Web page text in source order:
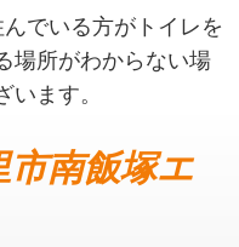
でいる方がトイレを
場所がわからない場
ます。
市南飯塚エ